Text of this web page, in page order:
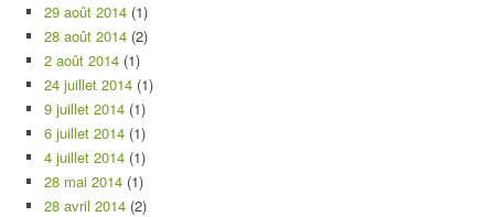
29 août 2014 (1)
28 août 2014 (2)
2 août 2014 (1)
24 juillet 2014 (1)
9 juillet 2014 (1)
6 juillet 2014 (1)
4 juillet 2014 (1)
28 mai 2014 (1)
28 avril 2014 (2)